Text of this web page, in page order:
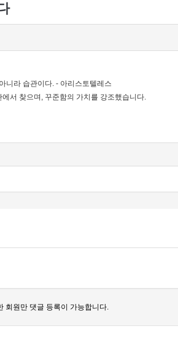
니라 습관이다. - 아리스토텔레스
서 찾으며, 꾸준함의 가치를 강조했습니다.
회원만 댓글 등록이 가능합니다.